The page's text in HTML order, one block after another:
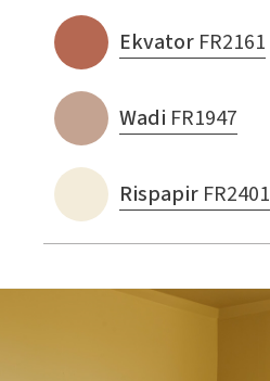
Ekvator FR2161
Wadi FR1947
Rispapir FR2401